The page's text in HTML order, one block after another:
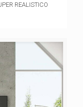
REALISTICO